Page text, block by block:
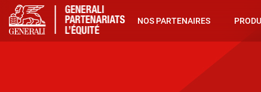
NOS PARTENAIRES